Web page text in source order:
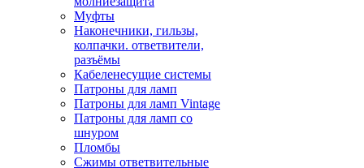
Муфты
Наконечники, гильзы,
колпачки. ответвители,
разъёмы
Кабеленесущие системы
Патроны для ламп
Патроны для ламп Vintage
Патроны для ламп со
шнуром
Пломбы
Сжимы ответвительные